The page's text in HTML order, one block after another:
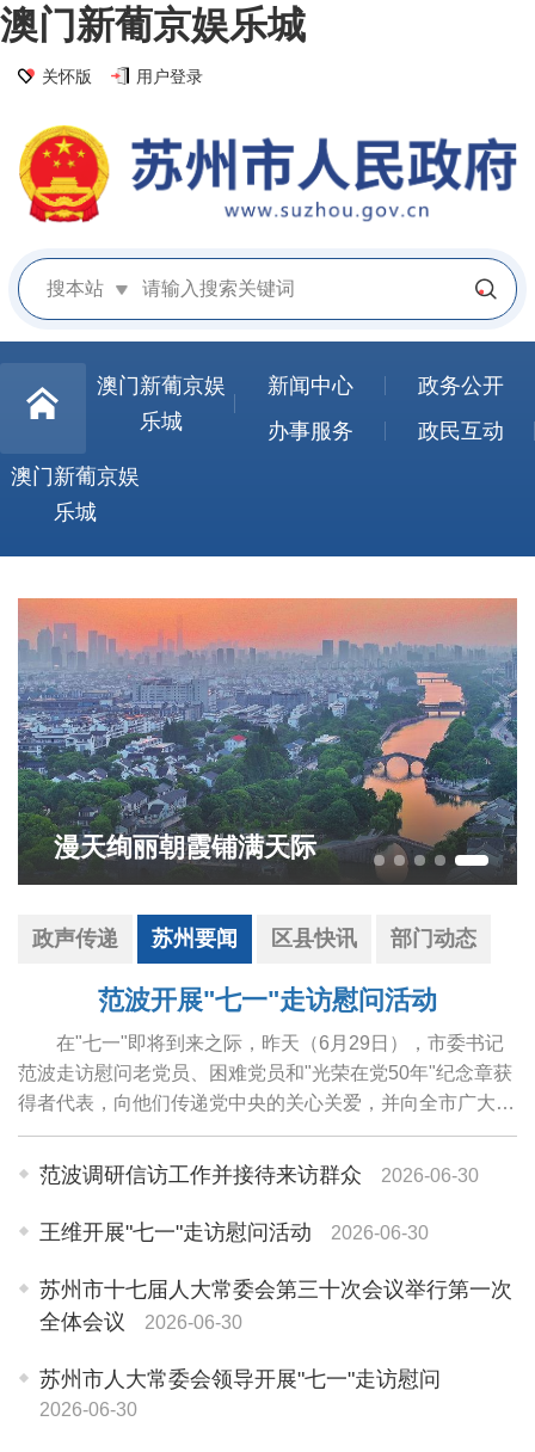
澳门新葡京娱乐城
关怀版 用户登录
搜本站
澳门新葡京娱
乐城
新闻中心
政务公开
办事服务
政民互动
澳门新葡京娱
乐城
漫天绚丽朝霞铺满天际
政声传递 苏州要闻 区县快讯 部门动态
范波开展"七一"走访慰问活动
在"七一"即将到来之际，昨天（6月29日），市委书记
范波走访慰问老党员、困难党员和"光荣在党50年"纪念章获
得者代表，向他们传递党中央的关心关爱，并向全市广大党
员和党务工作者致以诚挚问候。老党员李珍英1945年参加
革命工作，期颐之年仍关心苏州各项事业...
范波调研信访工作并接待来访群众 2026-06-30
王维开展"七一"走访慰问活动 2026-06-30
苏州市十七届人大常委会第三十次会议举行第一次
全体会议
2026-06-30
苏州市人大常委会领导开展"七一"走访慰问
2026-06-30